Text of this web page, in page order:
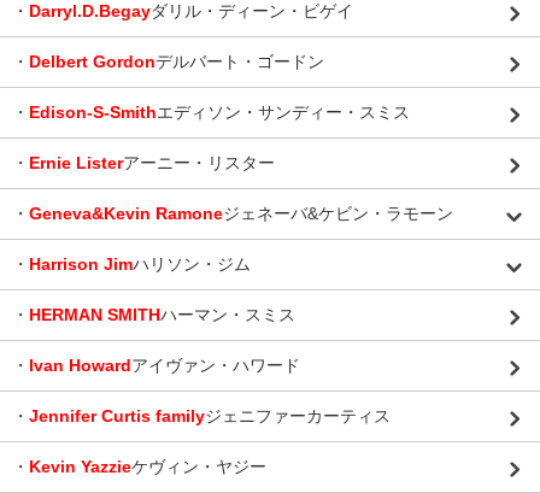
・ Darryl.D.Begayダリル・ディーン・ビゲイ
・ Delbert Gordonデルバート・ゴードン
・ Edison-S-Smithエディソン・サンディー・スミス
・ Ernie Listerアーニー・リスター
・ Geneva&Kevin Ramoneジェネーバ&ケビン・ラモーン
・ Harrison Jimハリソン・ジム
・ HERMAN SMITHハーマン・スミス
・ Ivan Howardアイヴァン・ハワード
・ Jennifer Curtis familyジェニファーカーティス
・ Kevin Yazzieケヴィン・ヤジー